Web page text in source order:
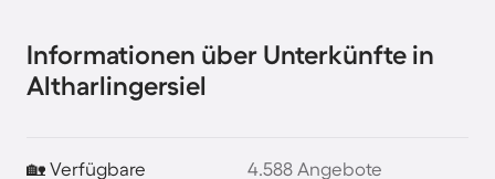
Informationen über Unterkünfte in
Altharlingersiel
🏡 Verfügbare 4.588 Angebote